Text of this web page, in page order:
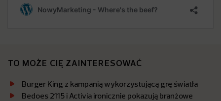
TO MOŻE CIĘ ZAINTERESOWAĆ
Burger King z kampanią wykorzystującą grę światła
Bedoes 2115 i Activia ironicznie pokazują branżowe